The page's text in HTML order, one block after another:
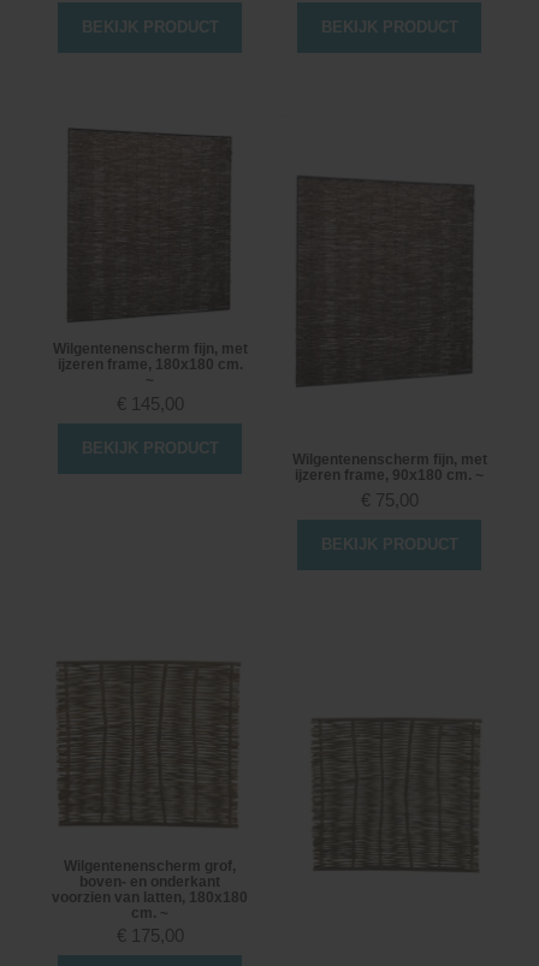
BEKIJK PRODUCT BEKIJK PRODUCT
Wilgentenenscherm fijn, met
ijzeren frame, 180x180 cm.
~
€ 145,00
BEKIJK PRODUCT
Wilgentenenscherm fijn, met
ijzeren frame, 90x180 cm. ~
€ 75,00
BEKIJK PRODUCT
Wilgentenenscherm grof,
boven- en onderkant
voorzien van latten, 180x180
cm. ~
€ 175,00